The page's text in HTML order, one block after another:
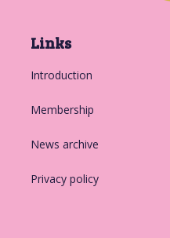
Links
Introduction
Membership
News archive
Privacy policy